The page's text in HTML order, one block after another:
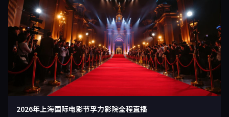
2026年上海国际电影节孚力影院全程直播